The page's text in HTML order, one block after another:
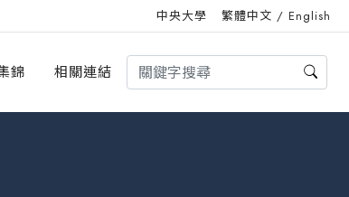
中央大學 繁體中文 / English
錦 相關連結